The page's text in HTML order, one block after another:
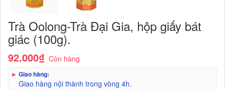
Trà Oolong-Trà Đại Gia, hộp giấy bát
giác (100g).
92.000₫ Còn hàng
► Giao hàng:
Giao hàng nội thành trong vòng 4h.